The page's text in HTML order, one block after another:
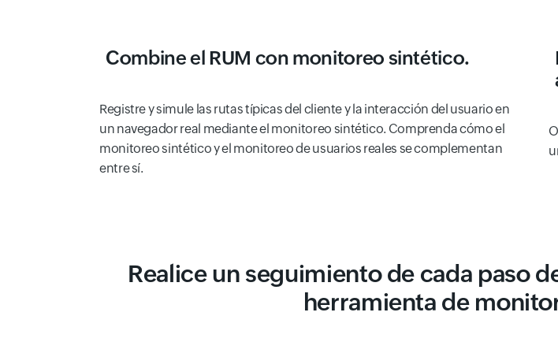
Combine el RUM con monitoreo sintético.
Registre y simule las rutas típicas del cliente y la interacción del usuario en
un navegador real mediante el monitoreo sintético. Comprenda cómo el
monitoreo sintético y el monitoreo de usuarios reales se complementan
entre sí.
Realice un seguimiento de cada paso
herramienta de